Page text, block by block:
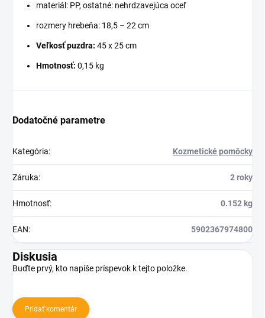
materiál: PP, ostatné: nehrdzavejúca oceľ
rozmery hrebeňa: 18,5 – 22 cm
Veľkosť puzdra: 45 x 25 cm
Hmotnosť: 0,15 kg
Dodatočné parametre
Kategória: Kozmetické pomôcky
Záruka: 2 roky
Hmotnosť: 0.152 kg
EAN: 5902367974800
Diskusia
Buďte prvý, kto napíše príspevok k tejto položke.
Pridať komentár